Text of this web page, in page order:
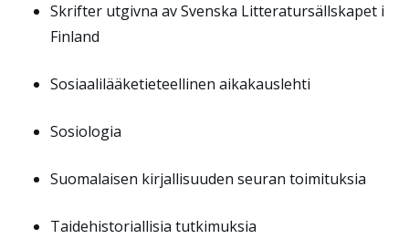
Skrifter utgivna av Svenska Litteratursällskapet i
Finland
Sosiaalilääketieteellinen aikakauslehti
Sosiologia
Suomalaisen kirjallisuuden seuran toimituksia
Taidehistoriallisia tutkimuksia